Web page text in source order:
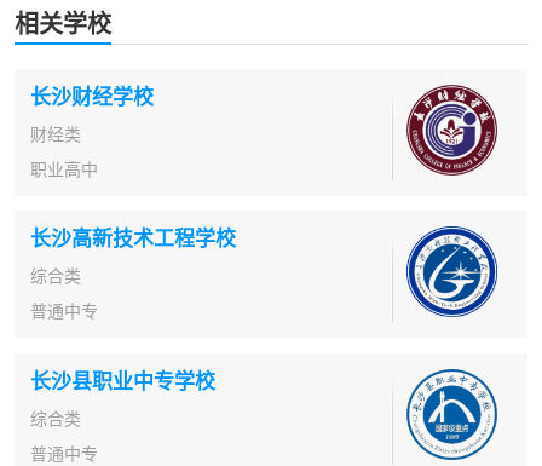
相关学校
长沙财经学校
财经类
职业高中
长沙高新技术工程学校
综合类
普通中专
长沙县职业中专学校
综合类
普通中专